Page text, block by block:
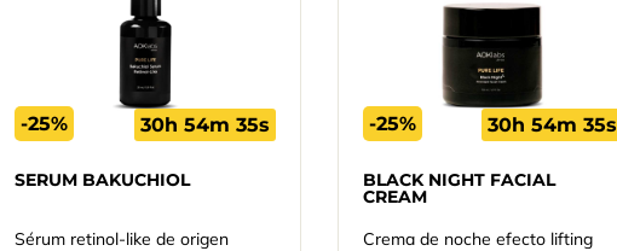
-25% 30h 54m 34s
SERUM BAKUCHIOL
Sérum retinol-like de origen
-25% 30h 54m 34s
BLACK NIGHT FACIAL
CREAM
Crema de noche efecto lifting